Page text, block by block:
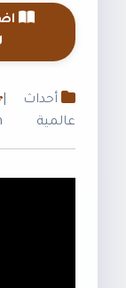
أحداث
عالمية